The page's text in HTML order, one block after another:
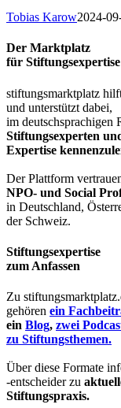
Tobias Karow2024-
Der Marktplatz
für Stiftungsexpertise
stiftungsmarktplatz
und unterstützt dabei,
im deutschsprachigen
Stiftungsexperten
Expertise
Der Plattform
NPO- und Social
in Deutschland,
der Schweiz.
Stiftungsexpertise
zum Anfassen
Zu
gehören ein
ein Blog, zwei
zu Stiftungsthemen.
Über diese Formate
-entscheider zu
Stiftungspraxis.